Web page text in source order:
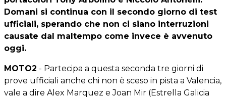
Domani si continua con il secondo giorno di test
ufficiali, sperando che non ci siano interruzioni
causate dal maltempo come invece è avvenuto
oggi.
MOTO2 - Partecipa a questa seconda tre giorni di
prove ufficiali anche chi non è sceso in pista a Valencia,
vale a dire Alex Marquez e Joan Mir (Estrella Galicia